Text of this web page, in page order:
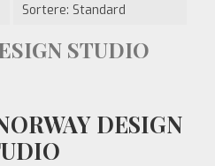
STUDIO
DESIGN